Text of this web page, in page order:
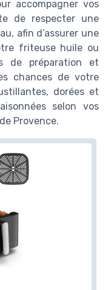
accompagner vos
de respecter une
afin d’assurer une
friteuse huile ou
de préparation et
chances de votre
dorées et
selon vos
Provence.